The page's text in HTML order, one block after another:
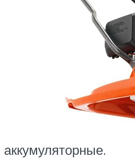
аккумуляторные.